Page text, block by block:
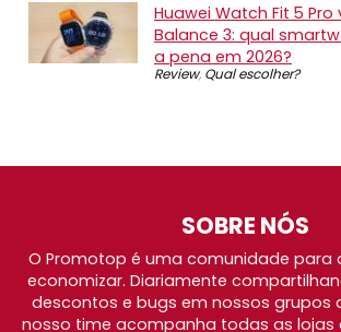
Huawei Watch Fit 5
Balance 3: qual
a pena em 2026?
Review, Qual escolher?
SOBRE NÓS
O Promotop é uma comunidade para
economizar. Diariamente
descontos e bugs em nossos grupos
nosso time acompanha todas as lojas